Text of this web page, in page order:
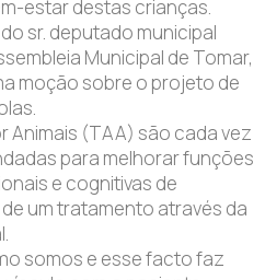
estar destas crianças.
sr. deputado municipal
Municipal de Tomar,
moção sobre o projeto de
Animais (TAA) são cada vez
para melhorar funções
e cognitivas de
um tratamento através da
somos e esse facto faz